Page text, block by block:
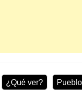
¿Qué ver?